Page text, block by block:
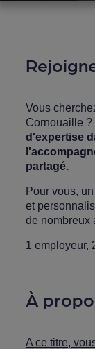
Vous
Cornouaille ?
d'expertise
partagé.
Pour vous,
et
de nombreux
1 employeur,
À
A ce titre,